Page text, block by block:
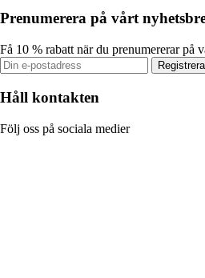
Prenumerera på vårt
Få 10 % rabatt när du prenumererar på
Håll kontakten
Följ oss på sociala medier